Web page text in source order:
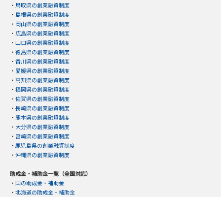
・ 鳥取県の創業融資制度
・ 島根県の創業融資制度
・ 岡山県の創業融資制度
・ 広島県の創業融資制度
・ 山口県の創業融資制度
・ 徳島県の創業融資制度
・ 香川県の創業融資制度
・ 愛媛県の創業融資制度
・ 高知県の創業融資制度
・ 福岡県の創業融資制度
・ 佐賀県の創業融資制度
・ 長崎県の創業融資制度
・ 熊本県の創業融資制度
・ 大分県の創業融資制度
・ 宮崎県の創業融資制度
・ 鹿児島県の創業融資制度
・ 沖縄県の創業融資制度
助成金・補助金一覧（全国対応）
・ 国の助成金・補助金
・ 北海道の助成金・補助金